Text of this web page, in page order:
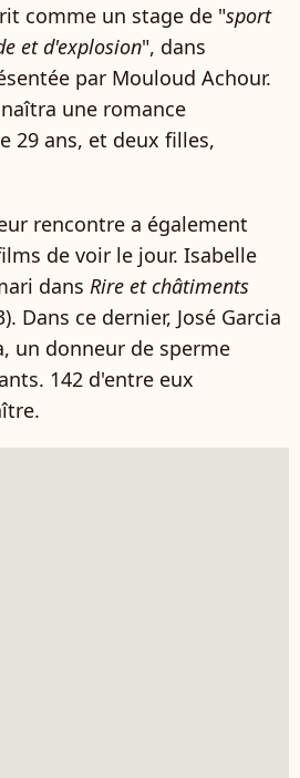
comme un stage de "sport
et d'explosion", dans
par Mouloud Achour.
une romance
29 ans, et deux filles,
rencontre a également
de voir le jour. Isabelle
dans Rire et châtiments
Dans ce dernier, José Garcia
un donneur de sperme
142 d'entre eux